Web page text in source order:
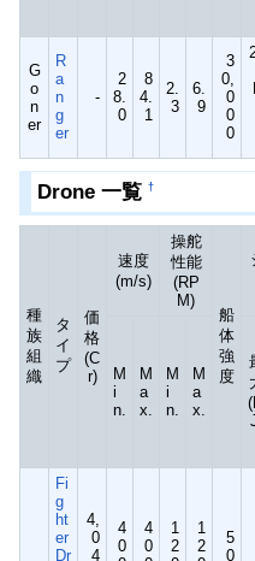
G
o
n
er
R
a
n
g
er
-
2
8.
0
8
4.
1
2.
3
6.
9
3
0,
0
0
0
Drone 一覧 †
種
族
組
織
タ
イ
プ
価
格
(C
r)
速度
(m/s)
操舵
性能
(RP
M)
船
体
強
度
M
i
n.
M
a
x.
M
i
n.
M
a
x.
Fi
g
ht
er
Dr
4,
0
4
4
0
4
0
1
2
1
2
5
0